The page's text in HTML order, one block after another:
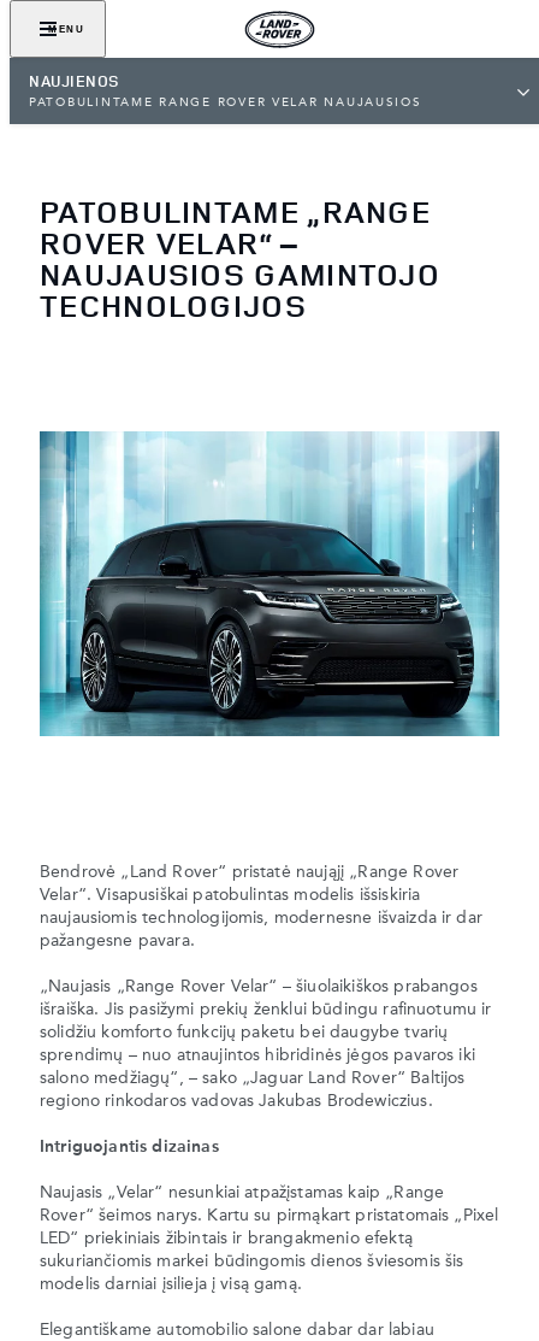
MENU
NAUJIENOS
PATOBULINTAME RANGE ROVER VELAR NAUJAUSIOS
PATOBULINTAME „RANGE
ROVER VELAR“ –
NAUJAUSIOS GAMINTOJO
TECHNOLOGIJOS
Bendrovė „Land Rover“ pristatė naująjį „Range Rover
Velar“. Visapusiškai patobulintas modelis išsiskiria
naujausiomis technologijomis, modernesne išvaizda ir dar
pažangesne pavara.
„Naujasis „Range Rover Velar“ – šiuolaikiškos prabangos
išraiška. Jis pasižymi prekių ženklui būdingu rafinuotumu ir
solidžiu komforto funkcijų paketu bei daugybe tvarių
sprendimų – nuo atnaujintos hibridinės jėgos pavaros iki
salono medžiagų“, – sako „Jaguar Land Rover“ Baltijos
regiono rinkodaros vadovas Jakubas Brodewiczius.
Intriguojantis dizainas
Naujasis „Velar“ nesunkiai atpažįstamas kaip „Range
Rover“ šeimos narys. Kartu su pirmąkart pristatomais „Pixel
LED“ priekiniais žibintais ir brangakmenio efektą
sukuriančiomis markei būdingomis dienos šviesomis šis
modelis darniai įsilieja į visą gamą.
Elegantiškame automobilio salone dabar dar labiau